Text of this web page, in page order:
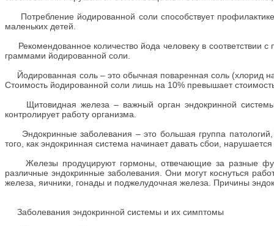
Потребление йодированной соли способствует
маленьких детей.
Рекомендованное количество йода человеку в соответствии с
граммами йодированной соли.
Йодированная соль – это обычная поваренная соль (хлорид
Стоимость йодированной соли лишь на 10% превышает
Щитовидная железа – важный орган эндокринной
контролирует работу организма.
Эндокринные заболевания – это большая группа
того, как эндокринная система начинает давать сбои,
Железы продуцируют гормоны, отвечающие за разные
различные эндокринные заболевания. Они могут коснуться
железа, яичники, гонады и поджелудочная железа. Причины
Заболевания эндокринной системы и их симптомы